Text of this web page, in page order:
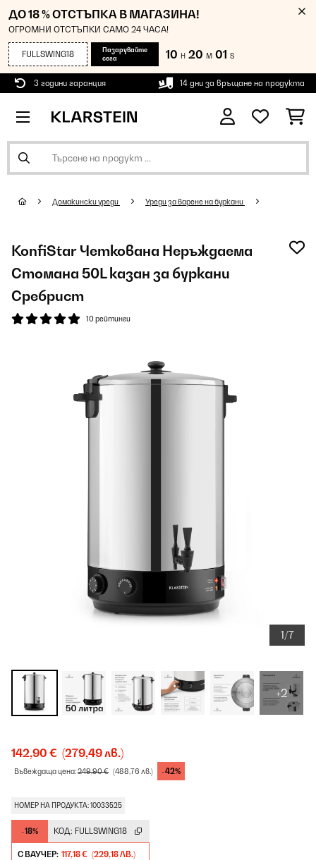
ДО 18 % ОТСТЪПКА В МАГАЗИНА!
ОГРОМНИ ОТСТЪПКИ САМО 24 ЧАСА!
FULLSWING18
Пазарувайте
сега
10 H 20 M 01 S
3 години гаранция 14 дни за връщане на продукта
Домакински уреди Уреди за варене на буркани
KonfiStar Четкована Неръждаема
Стомана 50L казан за буркани
Сребрист
10 рейтинги
1/7
+2
142,90 € (279,49 лв.)
Въвеждаща цена:249,90 € (488,76 лв.) -42%
НОМЕР НА ПРОДУКТА: 10033525
-18% КОД: FULLSWING18
С ВАУЧЕР: 117,18 € (229,18 ЛВ.)